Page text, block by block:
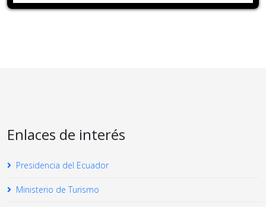
Enlaces de interés
Presidencia del Ecuador
Ministerio de Turismo